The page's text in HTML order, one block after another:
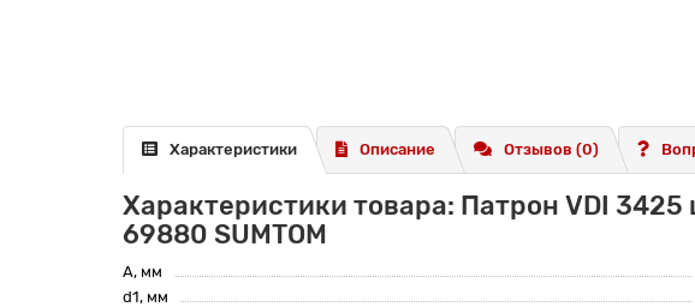
Характеристики Описание Отзывов (0)
Характеристики товара: Патрон VDI
69880 SUMTOM
A, мм
d1, мм